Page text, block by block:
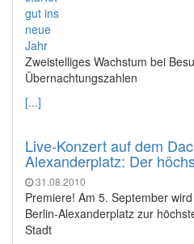
Zweistelliges Wachstum bei
Übernachtungszahlen
[...]
Live-Konzert auf dem
Alexanderplatz: Der
31.08.2010
Premiere! Am 5. September
Berlin-Alexanderplatz zur
Stadt